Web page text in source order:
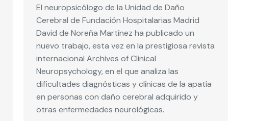
El neuropsicólogo de la Unidad de Daño
Cerebral de Fundación Hospitalarias Madrid
David de Noreña Martínez ha publicado un
nuevo trabajo, esta vez en la prestigiosa revista
internacional Archives of Clinical
Neuropsychology, en el que analiza las
dificultades diagnósticas y clínicas de la apatía
en personas con daño cerebral adquirido y
otras enfermedades neurológicas.